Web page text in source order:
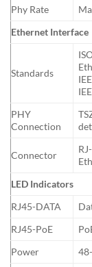
Phy Rate
Ethernet Interface
Standards
PHY
Connection
Connector
LED Indicators
RJ45-DATA
RJ45-PoE
Power